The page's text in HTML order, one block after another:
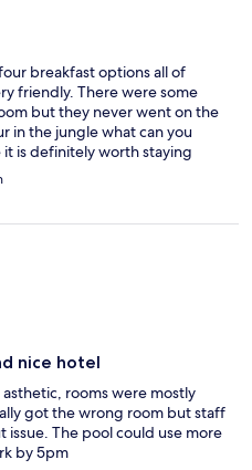
breakfast options all of
friendly. There were some
but they never went on the
in the jungle what can you
is definitely worth staying
nice hotel
rooms were mostly
got the wrong room but staff
The pool could use more
by 5pm